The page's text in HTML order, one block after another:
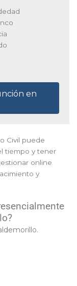
en
Civil puede
tiempo y tener
online
y